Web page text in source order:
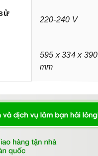
220-240 V
595 x 334 x 390
mm